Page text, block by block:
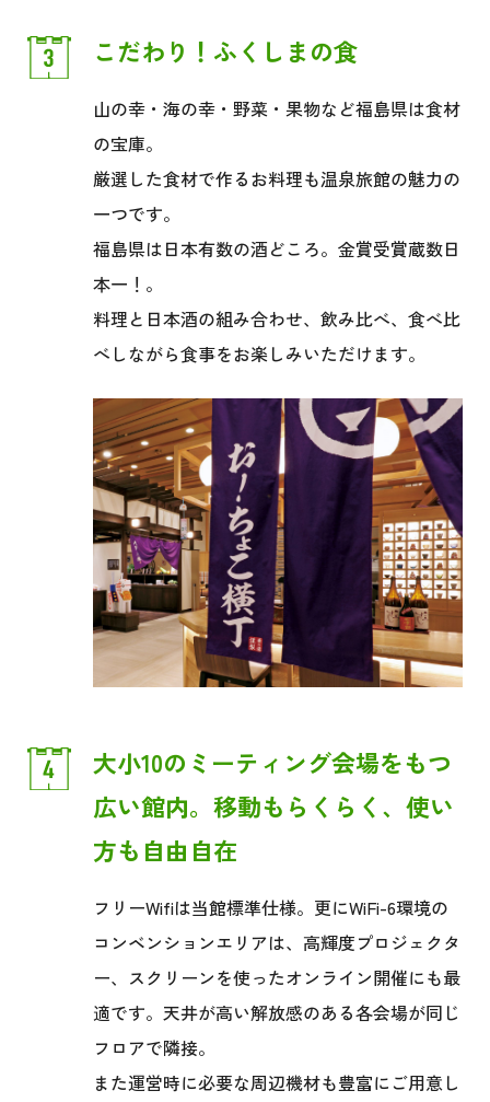
こだわり！ふくしまの食
山の幸・海の幸・野菜・果物など福島県は食材
の宝庫。
厳選した食材で作るお料理も温泉旅館の魅力の
一つです。
福島県は日本有数の酒どころ。金賞受賞蔵数日
本一！。
料理と日本酒の組み合わせ、飲み比べ、食べ比
べしながら食事をお楽しみいただけます。
大小10のミーティング会場をもつ
広い館内。 移動もらくらく、使い
方も自由自在
フリーWifiは当館標準仕様。更にWiFi-6環境の
コンベンションエリアは、高輝度プロジェクタ
ー、 スクリーンを使ったオンライン開催にも最
適です。天井が高い解放感のある各会場が同じ
フロアで隣接。
また運営時に必要な周辺機材も豊富にご用意し